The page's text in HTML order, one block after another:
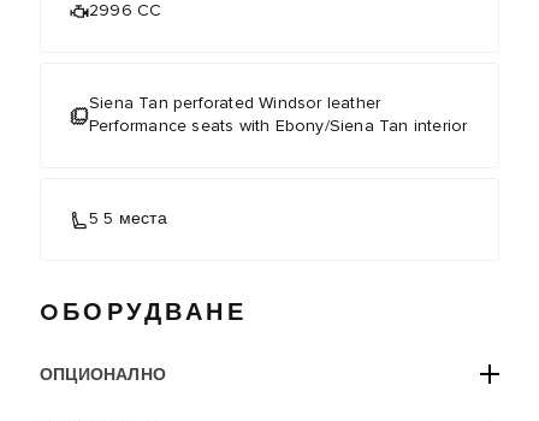
2996 CC
Siena Tan perforated Windsor leather
Performance seats with Ebony/Siena Tan interior
5 5 места
OБОРУДВАНЕ
ОПЦИОНАЛНО